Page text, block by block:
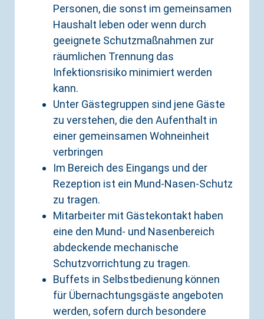
Personen, die sonst im gemeinsamen
Haushalt leben oder wenn durch
geeignete Schutzmaßnahmen zur
räumlichen Trennung das
Infektionsrisiko minimiert werden
kann.
Unter Gästegruppen sind jene Gäste
zu verstehen, die den Aufenthalt in
einer gemeinsamen Wohneinheit
verbringen
Im Bereich des Eingangs und der
Rezeption ist ein Mund-Nasen-Schutz
zu tragen.
Mitarbeiter mit Gästekontakt haben
eine den Mund- und Nasenbereich
abdeckende mechanische
Schutzvorrichtung zu tragen.
Buffets in Selbstbedienung können
für Übernachtungsgäste angeboten
werden, sofern durch besondere